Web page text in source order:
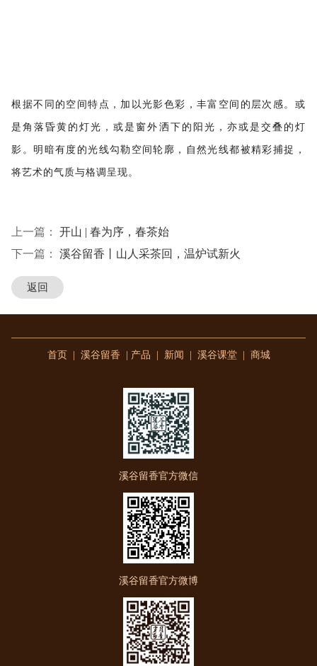
根据不同的空间特点，加以光影色彩，丰富空间的层次感。或
是角落昏黄的灯光，或是窗外洒下的阳光，亦或是交叠的灯
影。明暗有度的光线勾勒空间轮廓，自然光线都被精彩捕捉，
将艺术的气质与格调呈现。
上一篇： 开山 | 春为序，春茶始
下一篇： 溪谷留香丨山人采茶回，温炉试新火
返回
首页 溪谷留香 产品 新闻 溪谷课堂| 商城
溪谷留香官方微信
溪谷留香官方微博